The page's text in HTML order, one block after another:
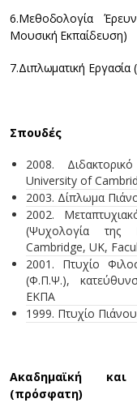
6.Μεθοδολογία
Μουσική Εκπαίδευση)
7.Διπλωματική
Σπουδές
2008.
University of
2003. Δίπλωμα
2002.
(Ψυχολογία της
Cambridge, UK,
2001. Πτυχίο
(Φ.Π.Ψ.),
ΕΚΠΑ
1999. Πτυχίο
Ακαδημαϊκή και
(πρόσφατη)